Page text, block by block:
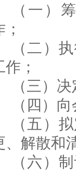
（一）
；
（二）
作 ；
（三）
（ 四 ） 向
（五） 拟
、解散和
（ 六）